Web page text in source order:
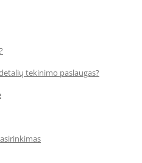
tekinimo paslaugas?